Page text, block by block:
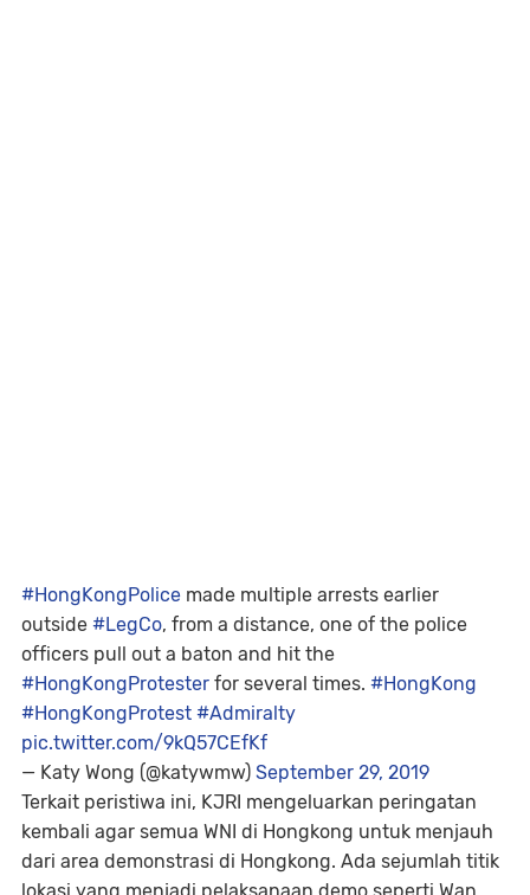
#HongKongPolice made multiple arrests earlier
outside #LegCo, from a distance, one of the police
officers pull out a baton and hit the
#HongKongProtester for several times. #HongKong
#HongKongProtest #Admiralty
pic.twitter.com/9kQ57CEfKf
— Katy Wong (@katywmw) September 29, 2019
Terkait peristiwa ini, KJRI mengeluarkan peringatan
kembali agar semua WNI di Hongkong untuk menjauh
dari area demonstrasi di Hongkong. Ada sejumlah titik